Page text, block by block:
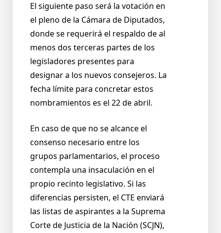
El siguiente paso será la votación en
el pleno de la Cámara de Diputados,
donde se requerirá el respaldo de al
menos dos terceras partes de los
legisladores presentes para
designar a los nuevos consejeros. La
fecha límite para concretar estos
nombramientos es el 22 de abril.
En caso de que no se alcance el
consenso necesario entre los
grupos parlamentarios, el proceso
contempla una insaculación en el
propio recinto legislativo. Si las
diferencias persisten, el CTE enviará
las listas de aspirantes a la Suprema
Corte de Justicia de la Nación (SCJN),